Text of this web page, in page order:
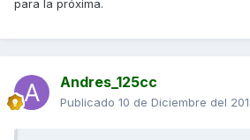
para la próxima.
Andres_125cc
Publicado 10 de Diciembre del